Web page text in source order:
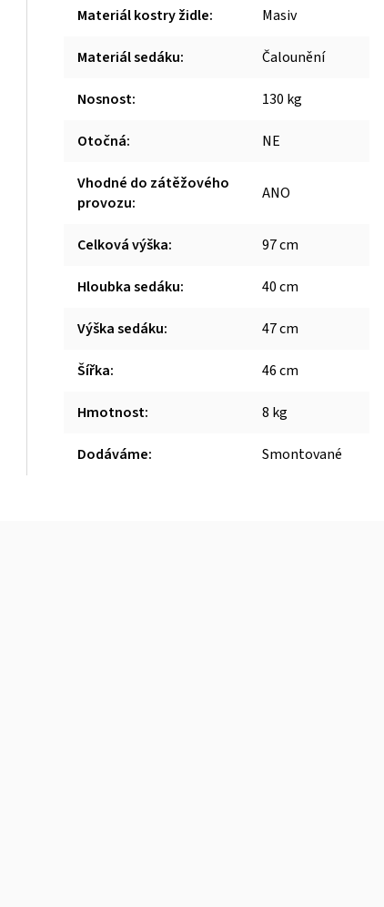
Materiál kostry židle: Masiv
Materiál sedáku: Čalounění
Nosnost: 130 kg
Otočná: NE
Vhodné do zátěžového
provozu: ANO
Celková výška: 97 cm
Hloubka sedáku: 40 cm
Výška sedáku: 47 cm
Šířka: 46 cm
Hmotnost: 8 kg
Dodáváme: Smontované